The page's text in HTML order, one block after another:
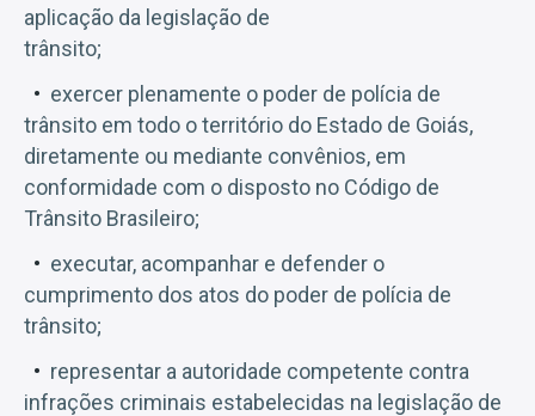
aplicação da legislação de
trânsito;
exercer plenamente o poder de polícia de
trânsito em todo o território do Estado de Goiás,
diretamente ou mediante convênios, em
conformidade com o disposto no Código de
Trânsito Brasileiro;
executar, acompanhar e defender o
cumprimento dos atos do poder de polícia de
trânsito;
representar a autoridade competente contra
infrações criminais estabelecidas na legislação de